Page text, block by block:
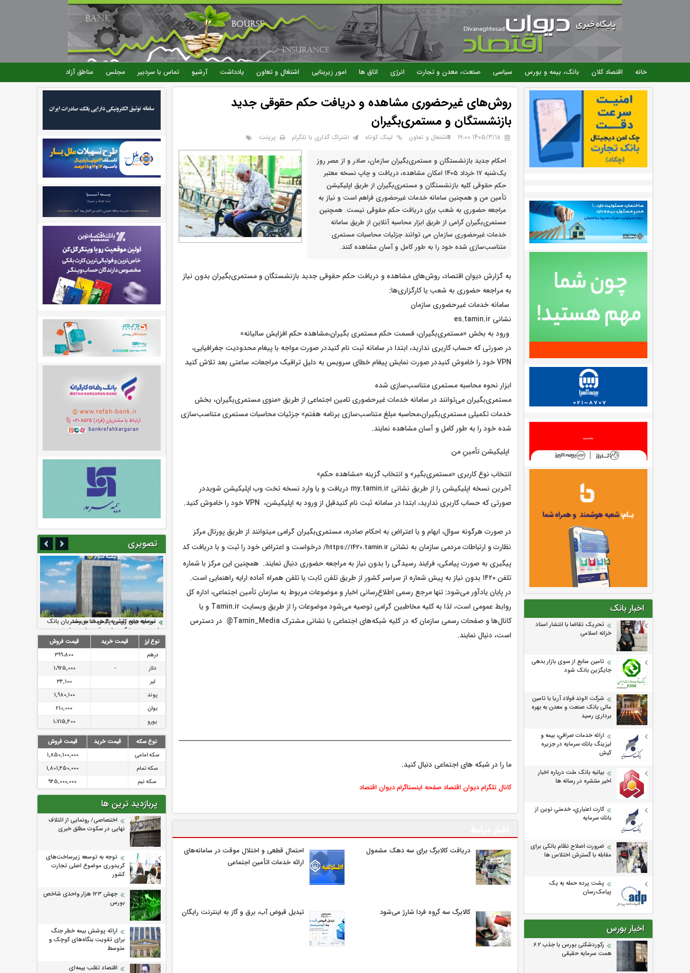
رفتن
به
محتوای
اصلی
خانه اقتصاد کلان بانک، بیمه و بورس سیاسی صنعت، معدن و تجارت انرژی اتاق ها امور زیربنایی اشتغال و تعاون یادداشت آرشیو تماس با سردبیر مجلس مناطق آزاد
اخبار بانک
تحریک تقاضا با انتشار اسناد
خزانه اسلامی
تامین منابع از سوی بازار بدهی
جایگزین بانک شود
شرکت الوند فولاد آریا با تامین
مالی بانک صنعت و معدن به بهره
برداری رسید
ارائه خدمات صرافي، بيمه و
ليزينگ بانك سرمايه در جزيره
كيش
بیانیه بانک ملت درباره اخبار
اخیر منتشره در رسانه ها
كارت اعتباري، خدمتي نوين از
بانك سرمايه
ضرورت اصلاح نظام بانکی برای
مقابله با گسترش اختلاس ها
پشت پرده حمله به یک
پیامک‌رسان
اخبار بورس
رکوردشکنی بورس با جذب ۶.۲
همت سرمایه حقیقی
روش‌های غیرحضوری مشاهده و دریافت حکم حقوقی جدید
بازنشستگان و مستمری‌بگیران
۱۴۰۵/۳/۱۸ 19:00 اشتغال و تعاون لینک کوتاه اشتراک گذاری با تلگرام پرینت
احکام جدید بازنشستگان و مستمری‌بگیران سازمان، صادر و از عصر روز
یک‌شنبه ۱۷ خرداد ۱۴۰۵ امکان مشاهده، دریافت و چاپ نسخه معتبر
حکم حقوقی کلیه بازنشستگان و مستمری‌بگیران از طریق اپلیکیشن
تأمین من و همچنین سامانه خدمات غیرحضوری فراهم است و نیاز به
مراجعه حضوری به شعب برای دریافت حکم حقوقی نیست. همچنین
مستمری‌بگیران گرامی از طریق ابزار محاسبه آنلاین از طریق سامانه
خدمات غیرحضوری سازمان می ‌توانند جزئیات محاسبات مستمری
متناسب‌سازی شده خود را به طور کامل و آسان مشاهده کنند.
به گزارش دیوان اقتصاد، روش‌های مشاهده و دریافت حکم حقوقی جدید بازنشستگان و مستمری‌بگیران بدون نیاز
به مراجعه حضوری به شعب یا کارگزاری‌ها:
سامانه خدمات غیرحضوری سازمان
نشانی es.tamin.ir
ورود به بخش «مستمری‌بگیران، قسمت حکم مستمری بگیران،مشاهده حکم افزایش سالیانه»
در صورتی که حساب کاربری ندارید، ابتدا در سامانه ثبت نام کنیددر صورت مواجه با پیغام محدودیت جغرافیایی،
VPN خود را خاموش کنیددر صورت نمایش پیغام خطای سرویس به دلیل ترافیک مراجعات، ساعتی بعد تلاش کنید
ابزار نحوه محاسبه مستمری متناسب‌سازی شده
مستمری‌بگیران می‌توانند در سامانه خدمات غیرحضوری تامین اجتماعی از طریق «منوی مستمری‌بگیران، بخش
خدمات تکمیلی مستمری‌بگیران،محاسبه مبلغ متناسب‌سازی برنامه هفتم» جزئیات محاسبات مستمری متناسب‌سازی
شده خود را به طور کامل و آسان مشاهده نمایند.
اپلیکیشن تأمینِ من
انتخاب نوع کاربری «مستمری‌بگیر» و انتخاب گزینه «مشاهده حکم»
آخرین نسخه اپلیکیشن را از طریق نشانی my.tamin.ir دریافت و یا وارد نسخه تخت وب اپلیکیشن شویددر
صورتی که حساب کاربری ندارید، ابتدا در سامانه ثبت نام کنیدقبل از ورود به اپلیکیشن، VPN خود را خاموش کنید.
در صورت هرگونه سوال، ابهام و یا اعتراض به احکام صادره، مستمری‌بگیران گرامی میتوانند از طریق پورتال مرکز
نظارت و ارتباطات مردمی سازمان به نشانیhttps://1420.tamin.ir/ درخواست و اعتراض خود را ثبت و با دریافت کد
پیگیری به صورت پیامکی، فرایند رسیدگی را بدون نیاز به مراجعه حضوری دنبال نمایند. همچنین این مرکز با شماره
تلفن ۱۴۲۰ بدون نیاز به پیش شماره از سراسر کشور از طریق تلفن ثابت یا تلفن همراه آماده ارایه راهنمایی است.
در پایان یادآور می‌شود: تنها مرجع رسمی اطلاع‌رسانی اخبار و موضوعات مربوط به سازمان تأمین اجتماعی، اداره کل
روابط عمومی است، لذا به کلیه مخاطبین گرامی توصیه می‌شود موضوعات را از طریق وبسایت Tamin.ir و یا
کانال‌ها و صفحات رسمی سازمان که در کلیه شبکه‌های اجتماعی با نشانی مشترک Tamin_Media@ در دسترس
است، دنبال نمایند.
ما را در شبکه های اجتماعی دنبال کنید.
کانال تلگرام دیوان اقتصادصفحه اینستاگرام دیوان اقتصاد
دریافت کالابرگ برای سه دهک مشمول
احتمال قطعی و اختلال موقت در سامانه‌های
ارائه خدمات اتأمین اجتماعی
کالابرگ سه گروه فردا شارژ می‌شود تبدیل قبوض آب، برق و گاز به اینترنت رایگان
تصویری
ارزش سهام عدالت بالا رفت
سرمایه بیمه کوثر به ۴ همت می‌رسد
نود ثانیه با فولاد سنگان
تقدیر دبیرکل سندیکای بیمه گران ایران از
اقدامات مدیرعامل بیمه رازی
توصیه های رئیس پلیس فتا به مشتریان بانک
ها در مورد پیشگیری از سرقت های مجازی
نوع ارز قیمت خرید
قیمت فروش
درهم
399،800
دلار
-
1،925,000
لیر
34,100
پوند
1,980,100
یوان
210,000
یورو
1،715,400
نوع سکه قیمت خرید
قیمت فروش
سکه امامی
1,850,100,000
سکه تمام
1,801,450,000
سکه نیم
945,000,000
پربازدید ترین ها
اختصاصی/ رونمایی از ائتلاف‌
نهایی در سکوت مطلق خبری
توجه به توسعه زیرساخت‌های
کریدوری موضوع اصلی تجارت
کشور
جهش ۱۲۳ هزار واحدی شاخص
بورس
ارائه پوشش بیمه خطر جنگ
برای تقویت بنگاه‌های کوچک و
متوسط
اقتصاد تقلب بیمه‌ای